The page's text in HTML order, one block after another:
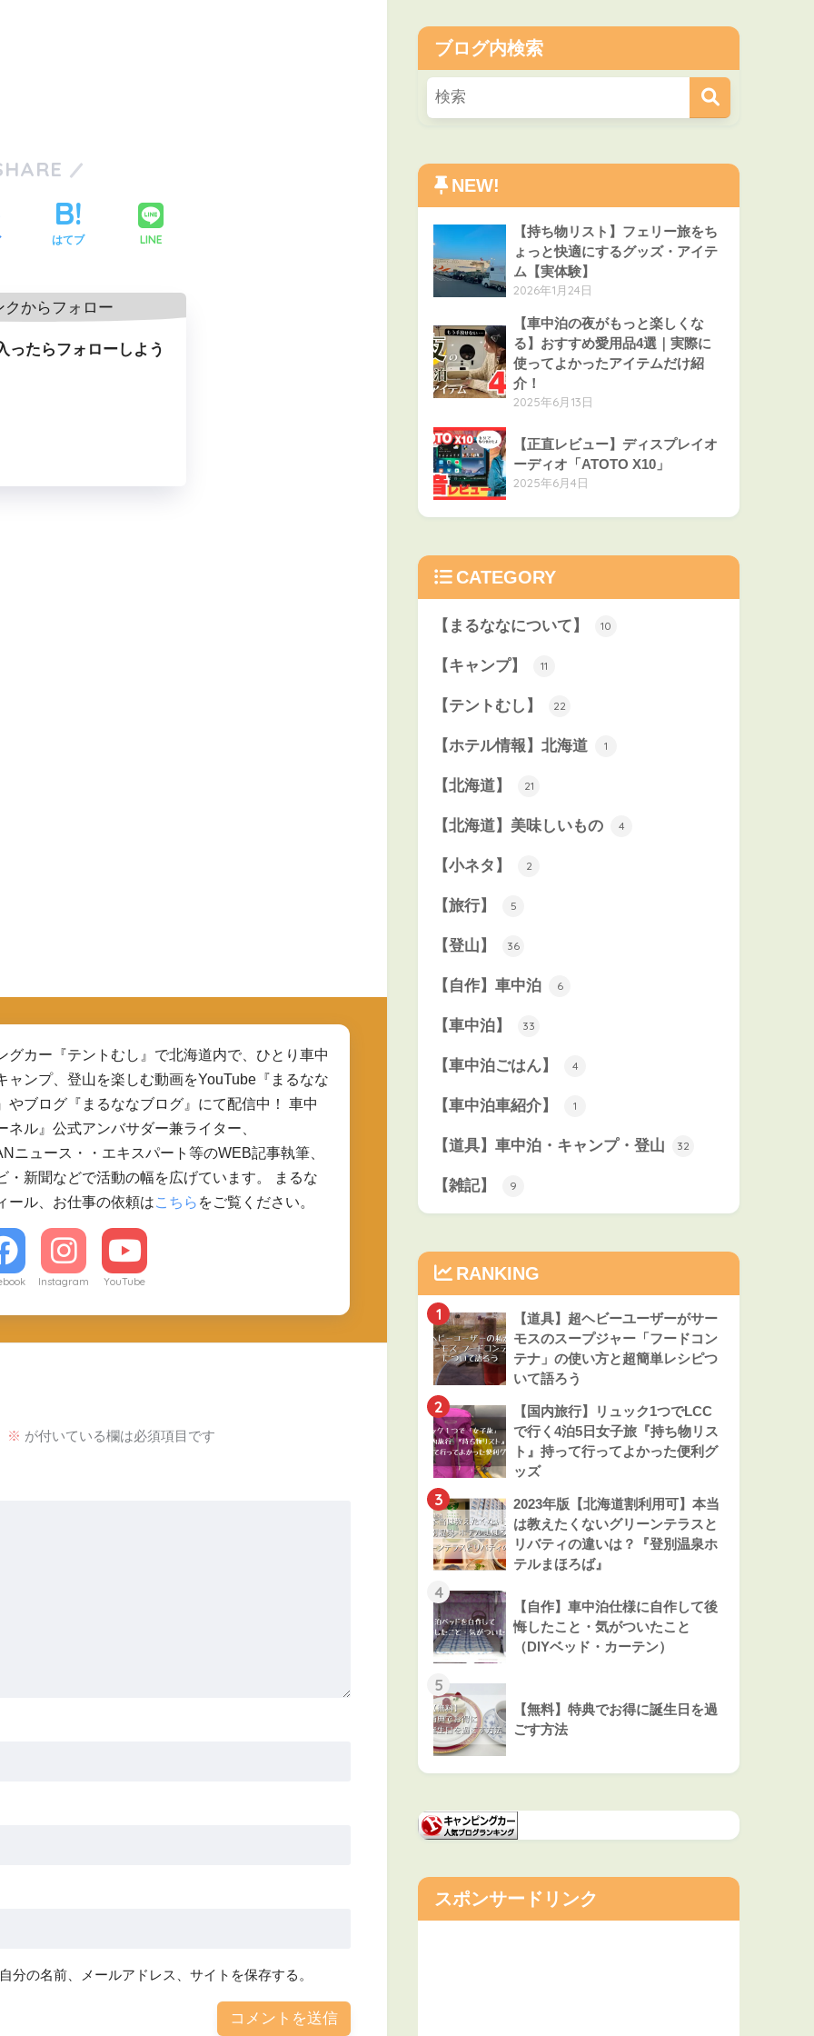
はてブ LINE
ったらフォローしよう
グカー『テントむし』で北海道内で、ひとり車中
ャンプ、登山を楽しむ動画をYouTube『まるなな
やブログ『まるななブログ』にて配信中！ 車中
ネル』公式アンバサダー兼ライター、
ニュース・・エキスパート等のWEB記事執筆、
・新聞などで活動の幅を広げています。 まるな
ール、お仕事の依頼はこちら をご覧ください。
Instagram YouTube
※ が付いている欄は必須項目です
の名前、メールアドレス、サイトを保存する。
ブログ内検索
NEW!
【持ち物リスト】フェリー旅をち
ょっと快適にするグッズ・アイテ
ム【実体験】
2026年1月24日
【車中泊の夜がもっと楽しくな
る】おすすめ愛用品4選｜実際に
使ってよかったアイテムだけ紹
介！
2025年6月13日
【正直レビュー】ディスプレイオ
ーディオ「ATOTO X10」
2025年6月4日
CATEGORY
【まるななについて】 10
【キャンプ】 11
【テントむし】 22
【ホテル情報】北海道 1
【北海道】 21
【北海道】美味しいもの 4
【小ネタ】 2
【旅行】 5
【登山】 36
【自作】車中泊 6
【車中泊】 33
【車中泊ごはん】 4
【車中泊車紹介】 1
【道具】車中泊・キャンプ・登山 32
【雑記】 9
RANKING
1
【道具】超ヘビーユーザーがサー
モスのスープジャー「フードコン
テナ」の使い方と超簡単レシピつ
いて語ろう
2
【国内旅行】リュック1つでLCC
で行く4泊5日女子旅『持ち物リス
ト』持って行ってよかった便利グ
ッズ
3
2023年版【北海道割利用可】本当
は教えたくないグリーンテラスと
リバティの違いは？『登別温泉ホ
テルまほろば』
4
【自作】車中泊仕様に自作して後
悔したこと・気がついたこと
（DIYベッド・カーテン）
5
【無料】特典でお得に誕生日を過
ごす方法
スポンサードリンク